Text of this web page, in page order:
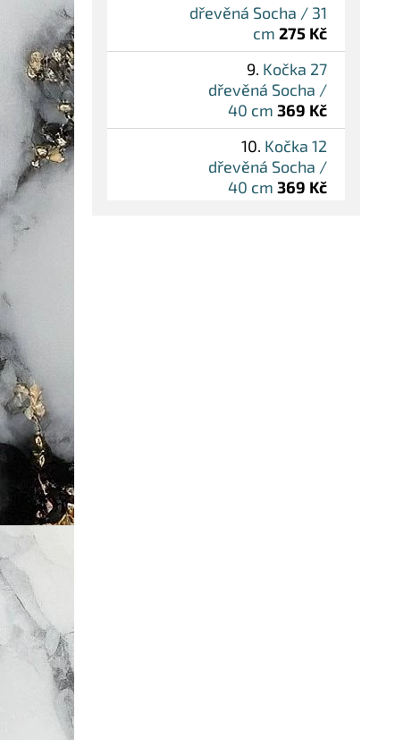
dřevěná Socha / 31
cm 275 Kč
Kočka 27
dřevěná Socha /
40 cm 369 Kč
Kočka 12
dřevěná Socha /
40 cm 369 Kč